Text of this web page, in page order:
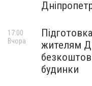
жителям
будинки
17:00
Вчора